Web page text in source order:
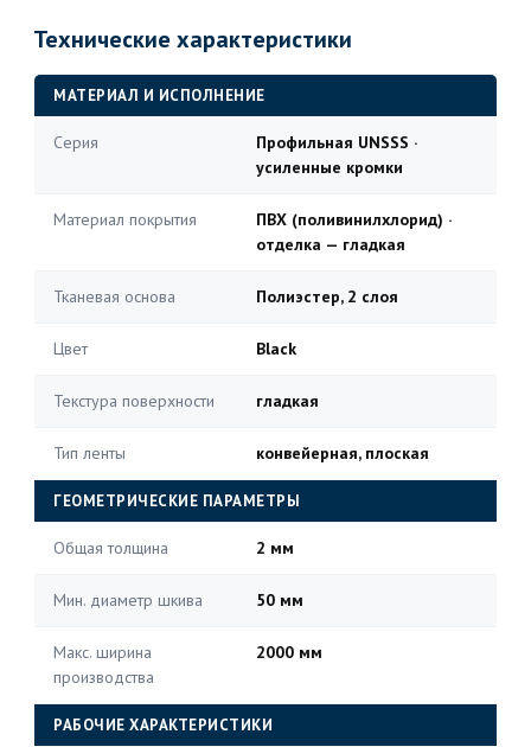
Технические характеристики
МАТЕРИАЛ И ИСПОЛНЕНИЕ
Серия
Профильная UNSSS ·
усиленные кромки
Материал покрытия
ПВХ (поливинилхлорид) ·
отделка — гладкая
Тканевая основа Полиэстер, 2 слоя
Цвет Black
Текстура поверхности гладкая
Тип ленты конвейерная, плоская
ГЕОМЕТРИЧЕСКИЕ ПАРАМЕТРЫ
Общая толщина 2 мм
Мин. диаметр шкива 50 мм
Макс. ширина
производства
2000 мм
РАБОЧИЕ ХАРАКТЕРИСТИКИ